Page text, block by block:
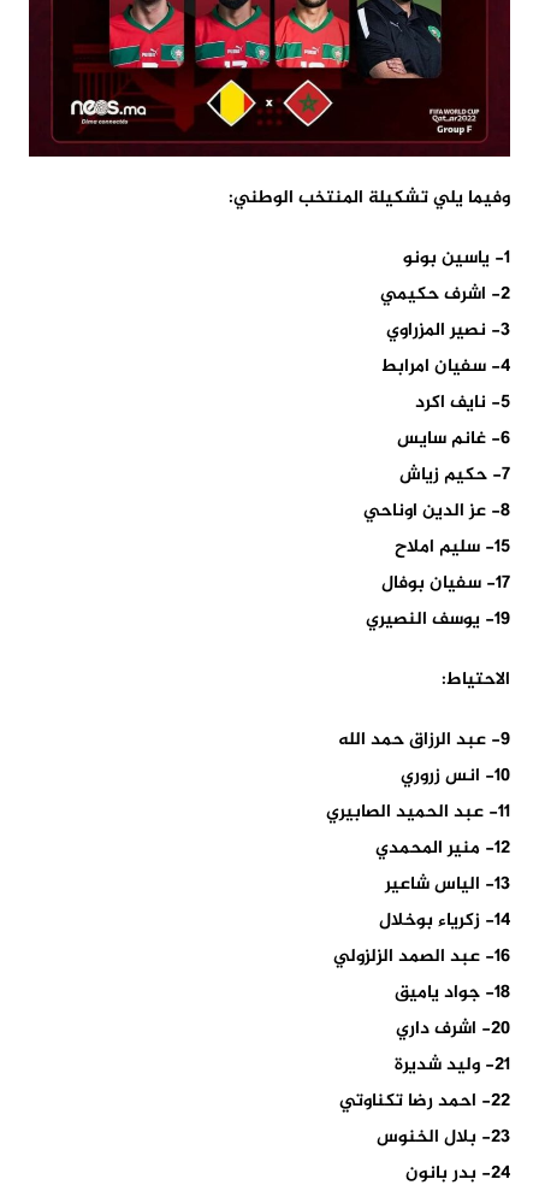
وفيما يلي تشكيلة المنتخب الوطني:
1- ياسين بونو
2- اشرف حكيمي
3- نصير المزراوي
4- سفيان امرابط
5- نايف اكرد
6- غانم سايس
7- حكيم زياش
8- عز الدين اوناحي
15- سليم املاح
17- سفيان بوفال
19- يوسف النصيري
الاحتياط:
9- عبد الرزاق حمد الله
10- انس زروري
11- عبد الحميد الصابيري
12- منير المحمدي
13- الياس شاعير
14- زكرياء بوخلال
16- عبد الصمد الزلزولي
18- جواد ياميق
20- اشرف داري
21- وليد شديرة
22- احمد رضا تكناوتي
23- بلال الخنوس
24- بدر بانون